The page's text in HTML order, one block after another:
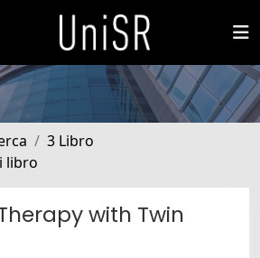
3 Libro
libro
with Twin